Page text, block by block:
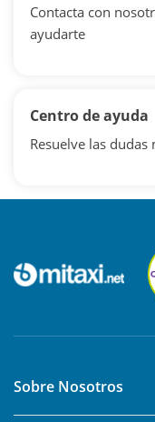
Contacta con
ayudarte
Centro de ayuda
Resuelve las dudas
Sobre Nosotros